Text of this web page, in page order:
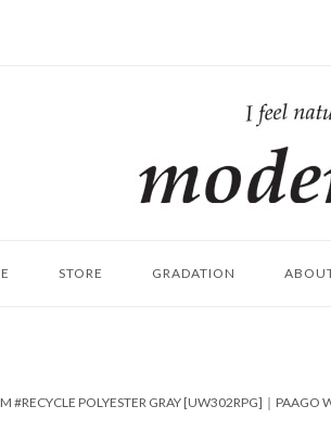
ム
STORE GRADATION
#RECYCLE POLYESTER GRAY [UW302RPG]｜PAAGO